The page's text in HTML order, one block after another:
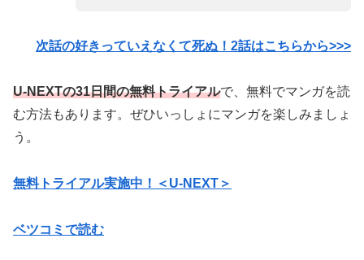
次話の好きっていえなくて死ぬ！2話はこちらから>>>
U-NEXTの31日間の無料トライアルで、無料でマンガを読
む方法もあります。ぜひいっしょにマンガを楽しみましょ
う。
無料トライアル実施中！＜U-NEXT＞
ベツコミで読む